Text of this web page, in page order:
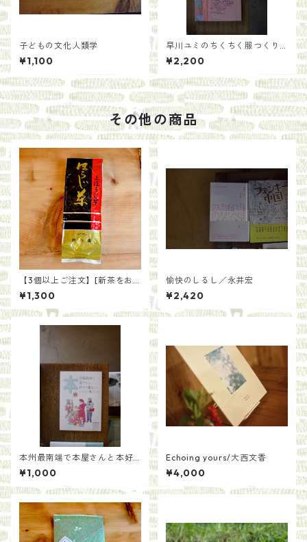
子どもの文化人類学
¥1,100
早川ユミのちくちく服つくり
／早川ユミ
¥2,200
その他の商品
【3個以上ご注文】[新茶をお
届け]一番茶を贅沢に 上ほう
じ茶（200g）
¥1,300
愉快のしるし／永井宏
¥2,420
本州最南端で本屋さんと本好
きが集まって本について考え
たら/紀伊半島ブックマルシェ
実行委員たち
¥1,000
Echoing yours/大西文香
¥4,000